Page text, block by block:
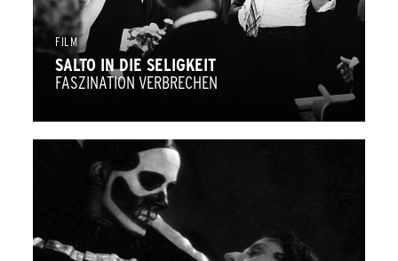
FILM
SALTO IN DIE SELIGKEIT
FASZINATION VERBRECHEN